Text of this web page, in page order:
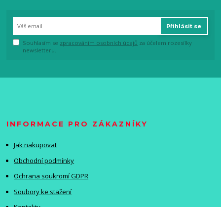
Přihlásit se
Souhlasím se zpracováním osobních údajů za účelem rozesílky
newsletteru.
INFORMACE PRO ZÁKAZNÍKY
Jak nakupovat
Obchodní podmínky
Ochrana soukromí GDPR
Soubory ke stažení